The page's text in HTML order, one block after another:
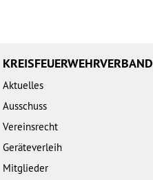
KREISFEUERWEHRVERBAND
Aktuelles
Ausschuss
Vereinsrecht
Geräteverleih
Mitglieder